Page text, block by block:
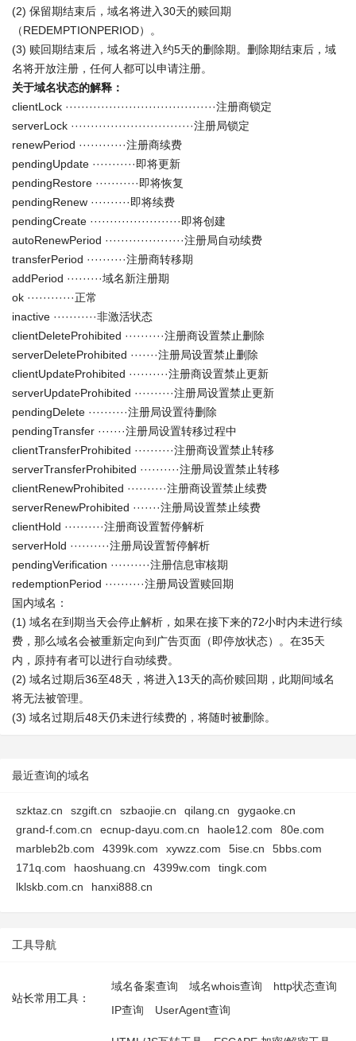
(2) 保留期结束后，域名将进入30天的赎回期
（REDEMPTIONPERIOD）。
(3) 赎回期结束后，域名将进入约5天的删除期。删除期结束后，域
名将开放注册，任何人都可以申请注册。
关于域名状态的解释：
clientLock ······································注册商锁定
serverLock ·······························注册局锁定
renewPeriod ············注册商续费
pendingUpdate ···········即将更新
pendingRestore ···········即将恢复
pendingRenew ··········即将续费
pendingCreate ·······················即将创建
autoRenewPeriod ····················注册局自动续费
transferPeriod ··········注册商转移期
addPeriod ·········域名新注册期
ok ············正常
inactive ···········非激活状态
clientDeleteProhibited ··········注册商设置禁止删除
serverDeleteProhibited ·······注册局设置禁止删除
clientUpdateProhibited ··········注册商设置禁止更新
serverUpdateProhibited ··········注册局设置禁止更新
pendingDelete ··········注册局设置待删除
pendingTransfer ·······注册局设置转移过程中
clientTransferProhibited ··········注册商设置禁止转移
serverTransferProhibited ··········注册局设置禁止转移
clientRenewProhibited ··········注册商设置禁止续费
serverRenewProhibited ·······注册局设置禁止续费
clientHold ··········注册商设置暂停解析
serverHold ··········注册局设置暂停解析
pendingVerification ··········注册信息审核期
redemptionPeriod ··········注册局设置赎回期
国内域名：
(1) 域名在到期当天会停止解析，如果在接下来的72小时内未进行续
费，那么域名会被重新定向到广告页面（即停放状态）。在35天
内，原持有者可以进行自动续费。
(2) 域名过期后36至48天，将进入13天的高价赎回期，此期间域名
将无法被管理。
(3) 域名过期后48天仍未进行续费的，将随时被删除。
最近查询的域名
szktaz.cn szgift.cn szbaojie.cn qilang.cn
gygaoke.cn
grand-f.com.cn
ecnup-dayu.com.cn haole12.com
80e.com
marbleb2b.com
4399k.com xywzz.com 5ise.cn
5bbs.com
171q.com
haoshuang.cn 4399w.com
tingk.com
lklskb.com.cn
hanxi888.cn
工具导航
站长常用工具：
域名备案查询 域名whois查询
http状态查询
IP查询
UserAgent查询